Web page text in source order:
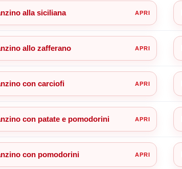
alla siciliana
allo zafferano
con carciofi
con patate e pomodorini
con pomodorini